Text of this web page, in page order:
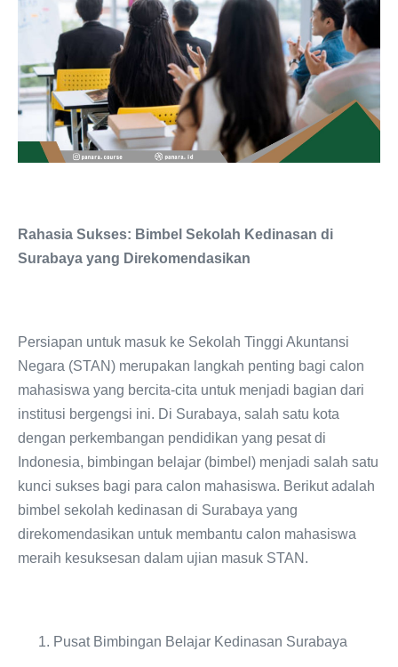
Rahasia Sukses: Bimbel Sekolah Kedinasan di
Surabaya yang Direkomendasikan
Persiapan untuk masuk ke Sekolah Tinggi Akuntansi
Negara (STAN) merupakan langkah penting bagi calon
mahasiswa yang bercita-cita untuk menjadi bagian dari
institusi bergengsi ini. Di Surabaya, salah satu kota
dengan perkembangan pendidikan yang pesat di
Indonesia, bimbingan belajar (bimbel) menjadi salah satu
kunci sukses bagi para calon mahasiswa. Berikut adalah
bimbel sekolah kedinasan di Surabaya yang
direkomendasikan untuk membantu calon mahasiswa
meraih kesuksesan dalam ujian masuk STAN.
Pusat Bimbingan Belajar Kedinasan Surabaya